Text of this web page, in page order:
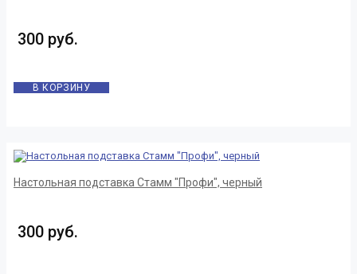
300 руб.
В КОРЗИНУ
Настольная подставка Стамм "Профи", черный
300 руб.